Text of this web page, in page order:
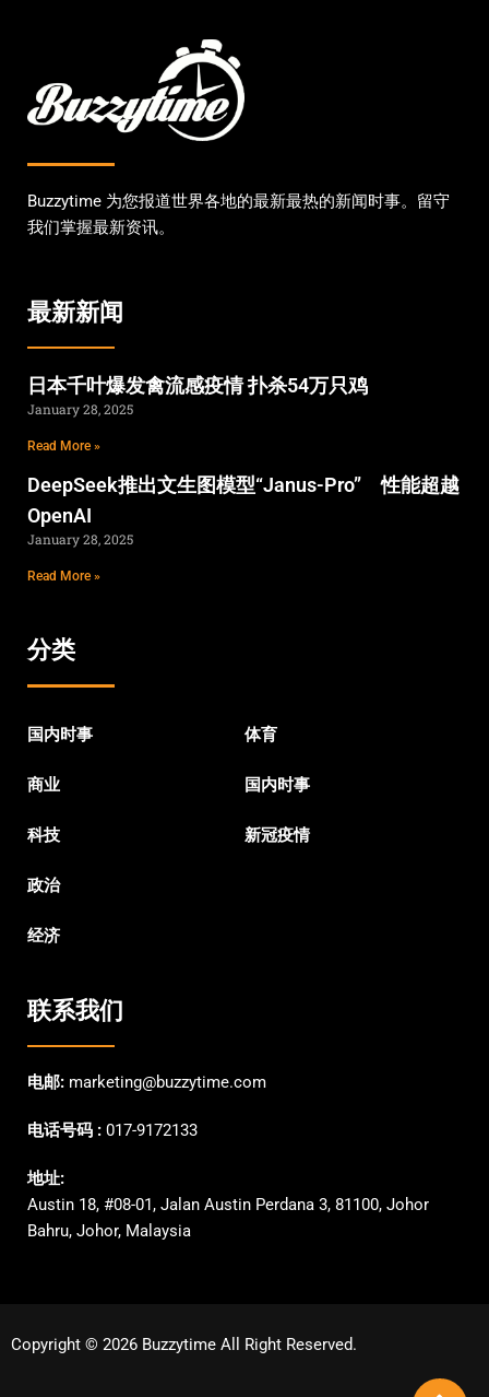
Buzzytime 为您报道世界各地的最新最热的新闻时事。留守
我们掌握最新资讯。
最新新闻
日本千叶爆发禽流感疫情 扑杀54万只鸡
January 28, 2025
Read More »
DeepSeek推出文生图模型“Janus-Pro” 性能超越
OpenAI
January 28, 2025
Read More »
分类
国内时事
商业
科技
政治
经济
体育
国内时事
新冠疫情
联系我们
电邮: marketing@buzzytime.com
电话号码 : 017-9172133
地址:
Austin 18, #08-01, Jalan Austin Perdana 3, 81100, Johor
Bahru, Johor, Malaysia
Copyright © 2026 Buzzytime All Right Reserved.